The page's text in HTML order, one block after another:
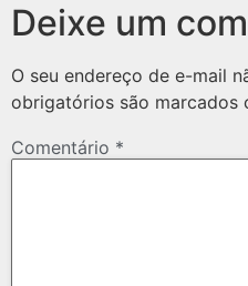
Deixe um
O seu endereço de e-mail
obrigatórios são marcados
Comentário *